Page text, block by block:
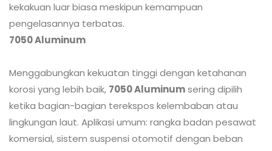
kekakuan luar biasa meskipun kemampuan
pengelasannya terbatas.
7050 Aluminum
Menggabungkan kekuatan tinggi dengan ketahanan
korosi yang lebih baik, 7050 Aluminumsering dipilih
ketika bagian-bagian terekspos kelembaban atau
lingkungan laut. Aplikasi umum: rangka badan pesawat
komersial, sistem suspensi otomotif dengan beban